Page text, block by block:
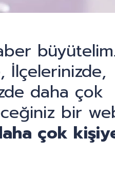
İlçelerinizde,
daha çok
bir
çok